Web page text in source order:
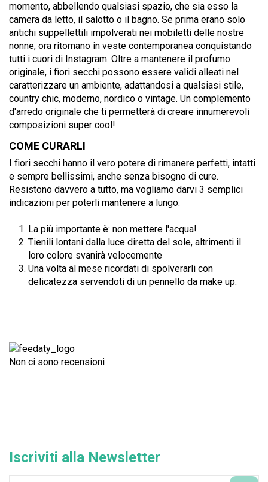
momento, abbellendo qualsiasi spazio, che sia esso la
camera da letto, il salotto o il bagno. Se prima erano solo
antichi suppellettili impolverati nei mobiletti delle nostre
nonne, ora ritornano in veste contemporanea conquistando
tutti i cuori di Instagram. Oltre a mantenere il profumo
originale, i fiori secchi possono essere validi alleati nel
caratterizzare un ambiente, adattandosi a qualsiasi stile,
country chic, moderno, nordico o vintage. Un complemento
d'arredo originale che ti permetterà di creare innumerevoli
composizioni super cool!
COME CURARLI
I fiori secchi hanno il vero potere di rimanere perfetti, intatti
e sempre bellissimi, anche senza bisogno di cure.
Resistono davvero a tutto, ma vogliamo darvi 3 semplici
indicazioni per poterli mantenere a lungo:
La più importante è: non mettere l'acqua!
Tienili lontani dalla luce diretta del sole, altrimenti il
loro colore svanirà velocemente
Una volta al mese ricordati di spolverarli con
delicatezza servendoti di un pennello da make up.
Non ci sono recensioni
Iscriviti alla Newsletter